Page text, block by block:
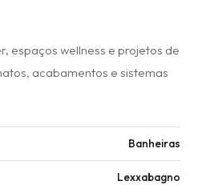
espaços wellness e projetos de
acabamentos e sistemas
Banheiras
Lexxabagno